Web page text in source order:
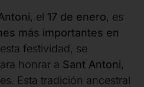
, el 17 de enero, es
más importantes en
festividad, se
honrar a Sant Antoni,
Esta tradición ancestral